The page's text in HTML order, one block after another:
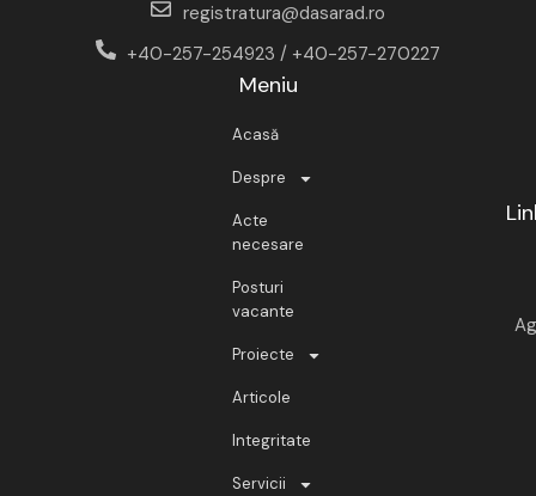
registratura@dasarad.ro
+40-257-254923 / +40-257-270227
Meniu
Acasă
Despre
Acte
necesare
Posturi
vacante
Proiecte
Articole
Integritate
Servicii